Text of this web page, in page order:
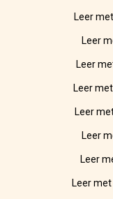
Leer
Leer
Leer
Leer
Leer
Leer
Leer
Leer